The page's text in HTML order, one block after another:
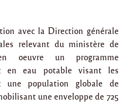
avec la Direction générale
relevant du ministère de
oeuvre un programme
en eau potable visant les
une population globale de
une enveloppe de 725